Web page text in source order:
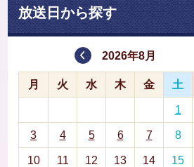
放送日から探す
2026年8月
月 火 水 木 金 土
1
3 4 5 6 7 8
10 11 12 13 14 15